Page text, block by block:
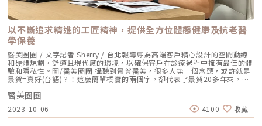
以不斷追求精進的工匠精神，提供全方位體態健康及抗老醫
學保養
醫美圈圈 / 文字記者 Sherry / 台北報導專為高端客戶精心設計的空間動線
和硬體規劃，舒適且現代感的環境，以確保客戶在診療過程中擁有最佳的體
驗和隱私性。圖/醫美圈圈 攝聽到景賀醫美，很多人第一個念頭，或許就是
景賀=真好(台語)？！這麼簡單樸實的兩個字，卻代表了景賀20多年來，堅
持匠心獨具的「醫美職人」精神，不斷追求更精進的醫療水準，提供由內到
外全方位抗老化醫學保養」，讓每個踏進景賀的客人，都能撕掉年齡的標
籤，活出最美的自己！沒有工匠精神，肯定做不好醫美職人！完整的全方位
抗老化醫學保養，解密你的逆齡肌因，開啟精準美學之旅。圖/醫美圈圈 攝
什麼是工匠精神？就是追求極致的精神！專業、專注、精益求精，這也是景
醫美圈圈
2023-10-06 4100 收藏